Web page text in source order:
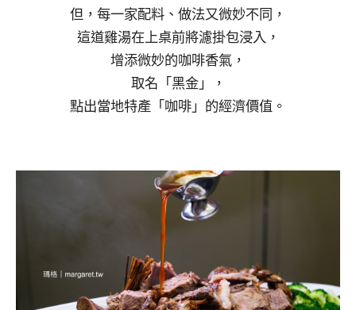
但，每一家配料、做法又微妙不同，
這道雞湯在上桌前將濾掛包浸入，
增添微妙的咖啡香氣，
取名「黑金」，
點出當地特產「咖啡」的經濟價值。